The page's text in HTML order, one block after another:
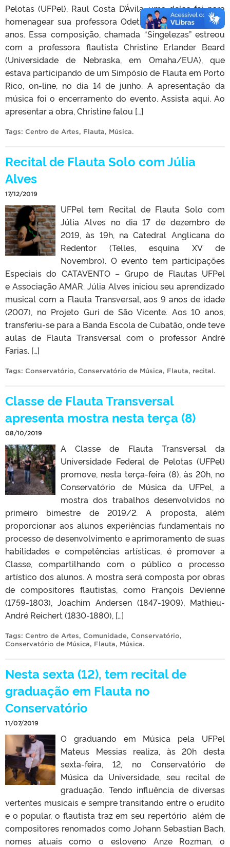
Pelotas (UFPel), Raul Costa D´Ávila, uma delas foi para
homenagear sua professora Odette Dias, hoje com 90
anos. Essa composição, chamada “Singelezas” estreou
com a professora flautista Christine Erlander Beard
(Universidade de Nebraska, em Omaha/EUA), que
estava participando de um Simpósio de Flauta em Porto
Rico, on-line, no dia 14 de junho. A apresentação da
música foi o encerramento do evento. Assista aqui. Ao
apresentar a obra, Christine falou […]
Tags: Centro de Artes, Flauta, Música.
Recital de Flauta Solo com Júlia
Alves
17/12/2019
UFPel tem Recital de Flauta Solo com
Júlia Alves no dia 17 de dezembro de
2019, às 19h, na Catedral Anglicana do
Redentor (Telles, esquina XV de
Novembro). O evento tem participações
Especiais do CATAVENTO – Grupo de Flautas UFPel
e Associação AMAR. Júlia Alves iniciou seu aprendizado
musical com a Flauta Transversal, aos 9 anos de idade
(2007), no Projeto Guri de São Vicente. Aos 10 anos,
transferiu-se para a Banda Escola de Cubatão, onde teve
aulas de Flauta Transversal com o professor André
Farias. […]
Tags: Conservatório, Conservatório de Música, Flauta, recital.
Classe de Flauta Transversal
apresenta mostra nesta terça (8)
08/10/2019
A Classe de Flauta Transversal da
Universidade Federal de Pelotas (UFPel)
promove, nesta terça-feira (8), às 20h, no
Conservatório de Música da UFPel, a
mostra dos trabalhos desenvolvidos no
primeiro bimestre de 2019/2. A proposta, além
proporcionar aos alunos experiências fundamentais no
processo de desenvolvimento e aprimoramento de suas
habilidades e competências artísticas, é promover a
Classe, compartilhando com o público o processo
artístico dos alunos. A mostra será composta por obras
de compositores flautistas, como François Devienne
(1759-1803), Joachim Andersen (1847-1909), Mathieu-
André Reichert (1830-1880), […]
Tags: Centro de Artes, Comunidade, Conservatório,
Conservatório de Música, Flauta, Música.
Nesta sexta (12), tem recital de
graduação em Flauta no
Conservatório
11/07/2019
O graduando em Música pela UFPel
Mateus Messias realiza, às 20h desta
sexta-feira, 12, no Conservatório de
Música da Universidade, seu recital de
graduação. Tendo influência de diversas
vertentes musicais e sempre transitando entre o erudito
e o popular, o flautista traz em seu repertório além de
compositores renomados como Johann Sebastian Bach,
nomes atuais como o esloveno Anze Rozman, o